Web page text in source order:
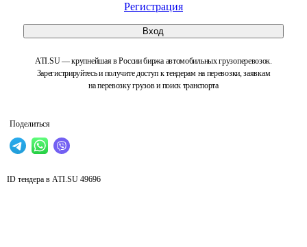
Регистрация
Вход
ATI.SU — крупнейшая в России биржа автомобильных грузоперевозок.
Зарегистрируйтесь и получите доступ к тендерам на перевозки, заявкам
на перевозку грузов и поиск транспорта
Поделиться
ID тендера в ATI.SU 49696